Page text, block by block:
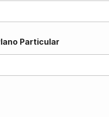
Particular